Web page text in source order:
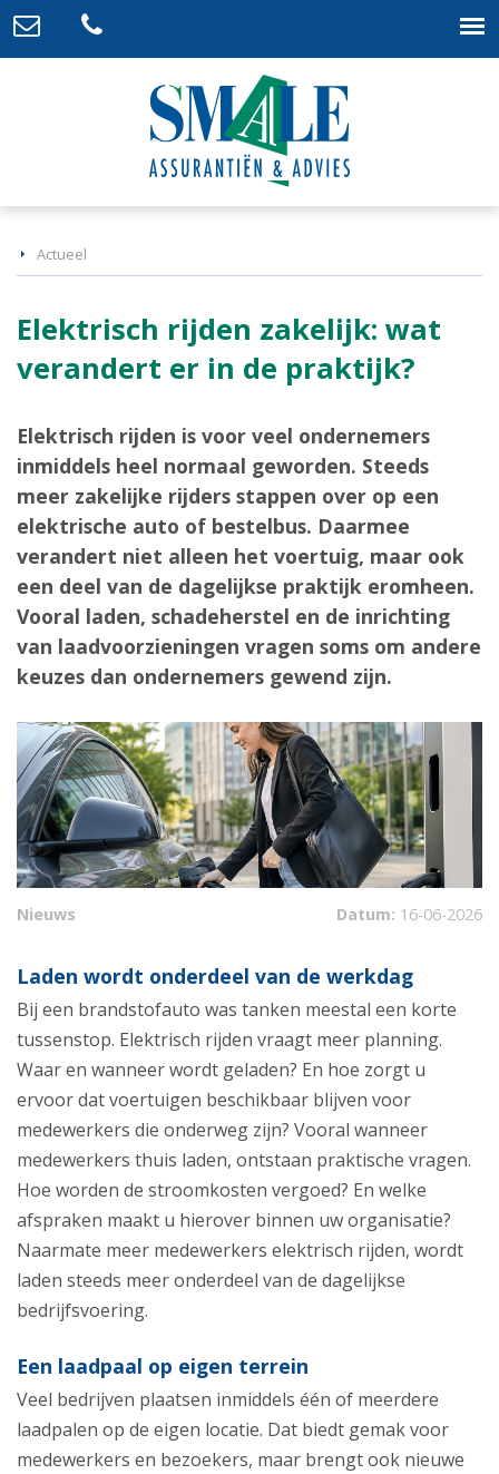
Actueel
Elektrisch rijden zakelijk: wat
verandert er in de praktijk?
Elektrisch rijden is voor veel ondernemers
inmiddels heel normaal geworden. Steeds
meer zakelijke rijders stappen over op een
elektrische auto of bestelbus. Daarmee
verandert niet alleen het voertuig, maar ook
een deel van de dagelijkse praktijk eromheen.
Vooral laden, schadeherstel en de inrichting
van laadvoorzieningen vragen soms om andere
keuzes dan ondernemers gewend zijn.
Nieuws Datum: 16-06-2026
Laden wordt onderdeel van de werkdag
Bij een brandstofauto was tanken meestal een korte
tussenstop. Elektrisch rijden vraagt meer planning.
Waar en wanneer wordt geladen? En hoe zorgt u
ervoor dat voertuigen beschikbaar blijven voor
medewerkers die onderweg zijn? Vooral wanneer
medewerkers thuis laden, ontstaan praktische vragen.
Hoe worden de stroomkosten vergoed? En welke
afspraken maakt u hierover binnen uw organisatie?
Naarmate meer medewerkers elektrisch rijden, wordt
laden steeds meer onderdeel van de dagelijkse
bedrijfsvoering.
Een laadpaal op eigen terrein
Veel bedrijven plaatsen inmiddels één of meerdere
laadpalen op de eigen locatie. Dat biedt gemak voor
medewerkers en bezoekers, maar brengt ook nieuwe